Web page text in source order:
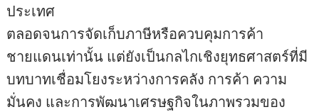
ประเทศ
ตลอดจนการจัดเก็บภาษีหรือควบคุมการค้า
ชายแดนเท่านั้น แต่ยังเป็นกลไกเชิงยุทธศาสตร์ที่มี
บทบาทเชื่อมโยงระหว่างการคลัง การค้า ความ
มั่นคง และการพัฒนาเศรษฐกิจในภาพรวมของ